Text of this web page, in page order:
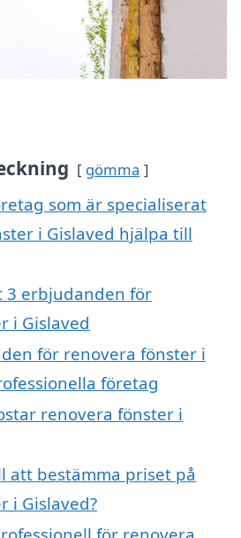
gömma
som är specialiserat
i Gislaved hjälpa till
3 erbjudanden för
i Gislaved
för renovera fönster i
företag
renovera fönster i
att bestämma priset på
i Gislaved?